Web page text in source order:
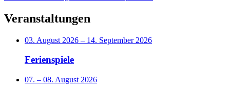
Veranstaltungen
03. August 2026 – 14. September 2026
Ferienspiele
07. – 08. August 2026